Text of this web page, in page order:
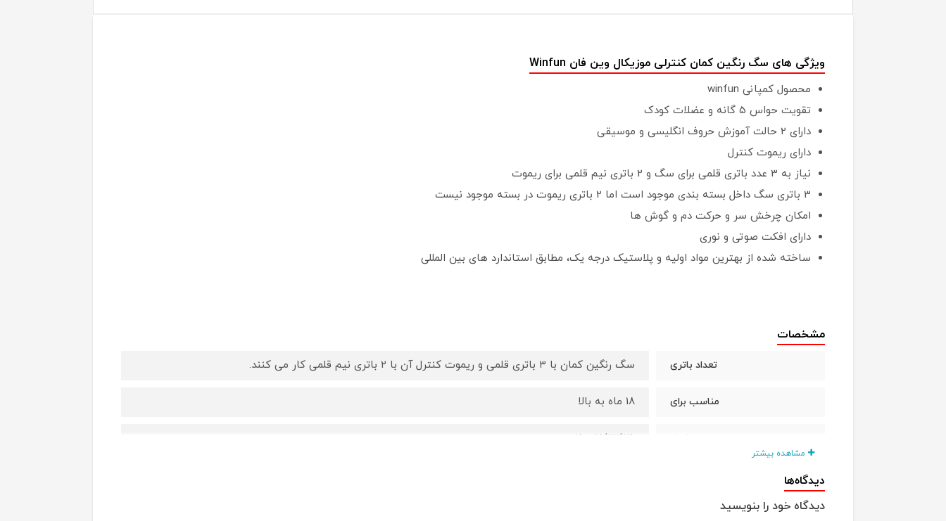
ویژگی های سگ رنگین کمان کنترلی موزیکال وین فان Winfun
محصول کمپانی winfun
تقویت حواس 5 گانه و عضلات کودک
دارای 2 حالت آموزش حروف انگلیسی و موسیقی
دارای ریموت کنترل
نیاز به 3 عدد باتری قلمی برای سگ و 2 باتری نیم قلمی برای ریموت
3 باتری سگ داخل بسته بندی موجود است اما 2 باتری ریموت در بسته موجود نیست
امکان چرخش سر و حرکت دم و گوش ها
دارای افکت صوتی و نوری
ساخته شده از بهترین مواد اولیه و پلاستیک درجه یک، مطابق استاندارد های بین المللی
مشخصات
تعداد باتری سگ رنگین کمان با ۳ باتری قلمی و ریموت کنترل آن با ۲ باتری نیم قلمی کار می کنند.
مناسب برای 18 ماه به بالا
ابعاد 26*13*18 سانتی متر
مشاهده بیشتر
دیدگاه‌ها
دیدگاه خود را بنویسید